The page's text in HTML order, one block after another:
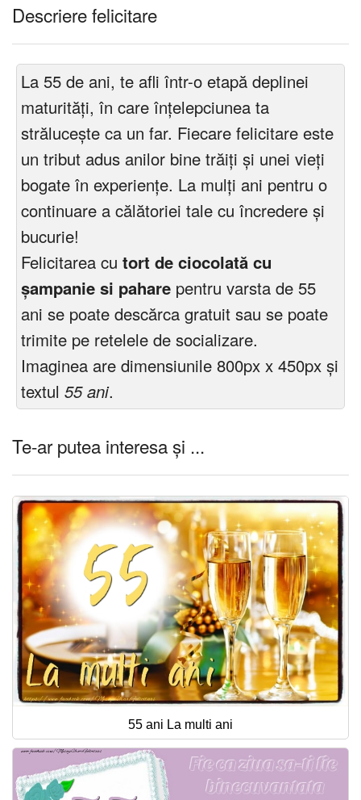
Descriere felicitare
La 55 de ani, te afli într-o etapă deplinei
maturități, în care înțelepciunea ta
strălucește ca un far. Fiecare felicitare este
un tribut adus anilor bine trăiți și unei vieți
bogate în experiențe. La mulți ani pentru o
continuare a călătoriei tale cu încredere și
bucurie!
Felicitarea cu tort de ciocolată cu
șampanie si pahare pentru varsta de 55
ani se poate descărca gratuit sau se poate
trimite pe retelele de socializare.
Imaginea are dimensiunile 800px x 450px și
textul 55 ani.
Te-ar putea interesa și ...
55 ani La multi ani